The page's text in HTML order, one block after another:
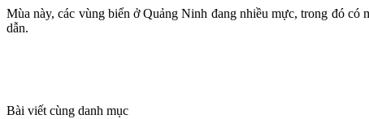
Mùa này, các vùng biển ở Quảng Ninh đang nhiều mực, trong đó
dẫn.
Bài viết cùng danh mục